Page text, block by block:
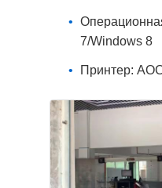
7/Windows 8
Принтер: